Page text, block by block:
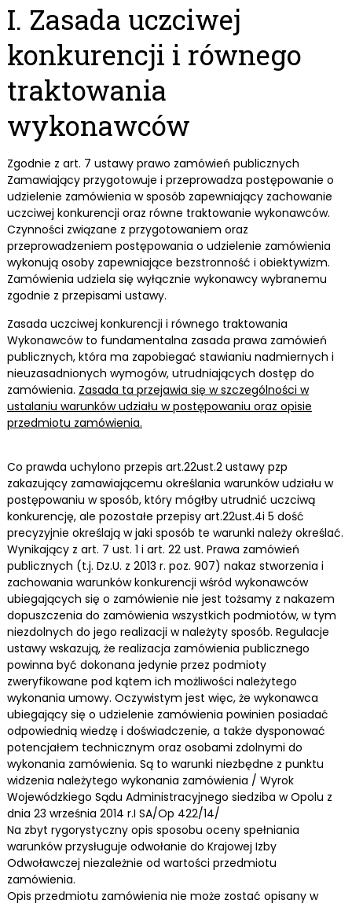
I. Zasada uczciwej
konkurencji i równego
traktowania
wykonawców
Zgodnie z art. 7 ustawy prawo zamówień publicznych
Zamawiający przygotowuje i przeprowadza postępowanie o
udzielenie zamówienia w sposób zapewniający zachowanie
uczciwej konkurencji oraz równe traktowanie wykonawców.
Czynności związane z przygotowaniem oraz
przeprowadzeniem postępowania o udzielenie zamówienia
wykonują osoby zapewniające bezstronność i obiektywizm.
Zamówienia udziela się wyłącznie wykonawcy wybranemu
zgodnie z przepisami ustawy.
Zasada uczciwej konkurencji i równego traktowania
Wykonawców to fundamentalna zasada prawa zamówień
publicznych, która ma zapobiegać stawianiu nadmiernych i
nieuzasadnionych wymogów, utrudniających dostęp do
zamówienia. Zasada ta przejawia się w szczególności w
ustalaniu warunków udziału w postępowaniu oraz opisie
przedmiotu zamówienia.
Co prawda uchylono przepis art.22ust.2 ustawy pzp
zakazujący zamawiającemu określania warunków udziału w
postępowaniu w sposób, który mógłby utrudnić uczciwą
konkurencję, ale pozostałe przepisy art.22ust.4i 5 dość
precyzyjnie określają w jaki sposób te warunki należy określać.
Wynikający z art. 7 ust. 1 i art. 22 ust. Prawa zamówień
publicznych (t.j. Dz.U. z 2013 r. poz. 907) nakaz stworzenia i
zachowania warunków konkurencji wśród wykonawców
ubiegających się o zamówienie nie jest tożsamy z nakazem
dopuszczenia do zamówienia wszystkich podmiotów, w tym
niezdolnych do jego realizacji w należyty sposób. Regulacje
ustawy wskazują, że realizacja zamówienia publicznego
powinna być dokonana jedynie przez podmioty
zweryfikowane pod kątem ich możliwości należytego
wykonania umowy. Oczywistym jest więc, że wykonawca
ubiegający się o udzielenie zamówienia powinien posiadać
odpowiednią wiedzę i doświadczenie, a także dysponować
potencjałem technicznym oraz osobami zdolnymi do
wykonania zamówienia. Są to warunki niezbędne z punktu
widzenia należytego wykonania zamówienia / Wyrok
Wojewódzkiego Sądu Administracyjnego siedziba w Opolu z
dnia 23 września 2014 r.I SA/Op 422/14/
Na zbyt rygorystyczny opis sposobu oceny spełniania
warunków przysługuje odwołanie do Krajowej Izby
Odwoławczej niezależnie od wartości przedmiotu
zamówienia.
Opis przedmiotu zamówienia nie może zostać opisany w